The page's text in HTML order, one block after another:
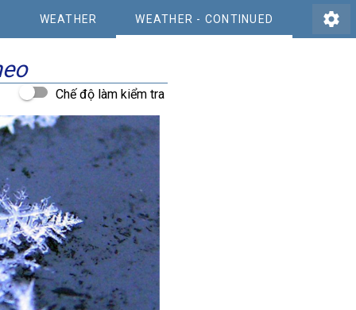
settings
WEATHER WEATHER - CONTINUED
Chế độ làm kiểm tra